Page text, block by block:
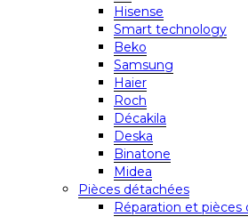
Hisense
Smart technology
Beko
Samsung
Haier
Roch
Décakila
Deska
Binatone
Midea
Pièces détachées
Réparation et pièces